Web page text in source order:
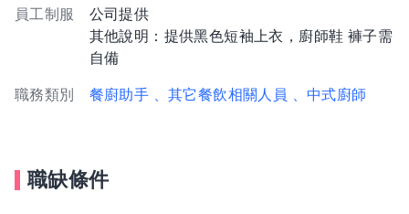
員工制服
公司提供
其他說明：提供黑色短袖上衣，廚師鞋 褲子需
自備
職務類別 餐廚助手 、其它餐飲相關人員 、中式廚師
職缺條件